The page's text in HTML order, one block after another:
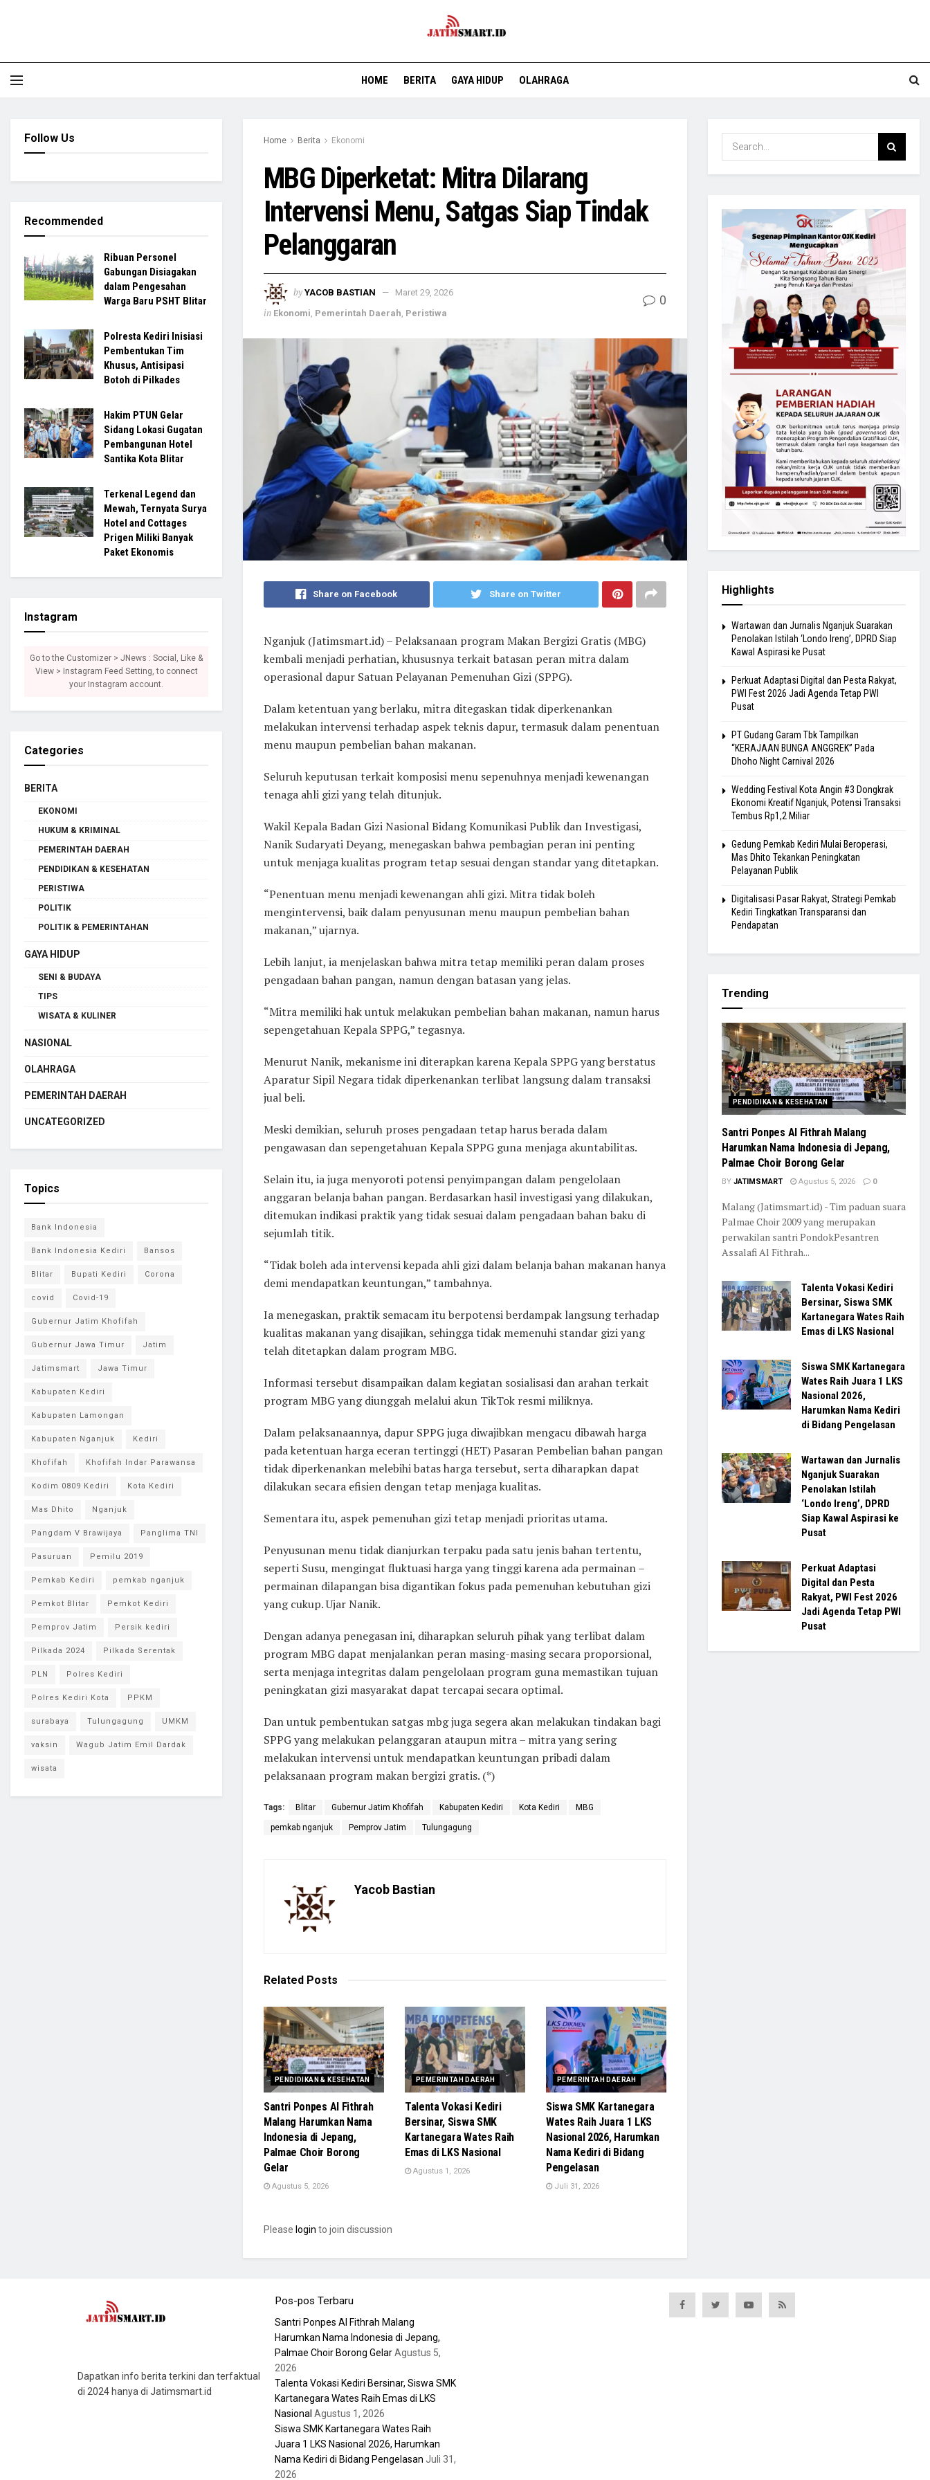
HOME BERITA GAYA HIDUP OLAHRAGA
Home Berita Ekonomi
MBG Diperketat: Mitra Dilarang
Intervensi Menu, Satgas Siap Tindak
Pelanggaran
by YACOB BASTIAN Maret 29, 2026
in Ekonomi Pemerintah Daerah Peristiwa
0
Share on Facebook Share on Twitter
Nganjuk (Jatimsmart.id) – Pelaksanaan program Makan Bergizi Gratis (MBG)
kembali menjadi perhatian, khususnya terkait batasan peran mitra dalam
operasional dapur Satuan Pelayanan Pemenuhan Gizi (SPPG).
Dalam ketentuan yang berlaku, mitra ditegaskan tidak diperkenankan
melakukan intervensi terhadap aspek teknis dapur, termasuk dalam penentuan
menu maupun pembelian bahan makanan.
Seluruh keputusan terkait komposisi menu sepenuhnya menjadi kewenangan
tenaga ahli gizi yang telah ditunjuk.
Wakil Kepala Badan Gizi Nasional Bidang Komunikasi Publik dan Investigasi,
Nanik Sudaryati Deyang, menegaskan bahwa pembagian peran ini penting
untuk menjaga kualitas program tetap sesuai dengan standar yang ditetapkan.
“Penentuan menu menjadi kewenangan ahli gizi. Mitra tidak boleh
mengintervensi, baik dalam penyusunan menu maupun pembelian bahan
makanan,” ujarnya.
Lebih lanjut, ia menjelaskan bahwa mitra tetap memiliki peran dalam proses
pengadaan bahan pangan, namun dengan batasan yang jelas.
“Mitra memiliki hak untuk melakukan pembelian bahan makanan, namun harus
sepengetahuan Kepala SPPG,” tegasnya.
Menurut Nanik, mekanisme ini diterapkan karena Kepala SPPG yang berstatus
Aparatur Sipil Negara tidak diperkenankan terlibat langsung dalam transaksi
jual beli.
Meski demikian, seluruh proses pengadaan tetap harus berada dalam
pengawasan dan sepengetahuan Kepala SPPG guna menjaga akuntabilitas.
Selain itu, ia juga menyoroti potensi penyimpangan dalam pengelolaan
anggaran belanja bahan pangan. Berdasarkan hasil investigasi yang dilakukan,
ditemukan indikasi praktik yang tidak sesuai dalam pengadaan bahan baku di
sejumlah titik.
“Tidak boleh ada intervensi kepada ahli gizi dalam belanja bahan makanan hanya
demi mendapatkan keuntungan,” tambahnya.
Ia menegaskan, praktik semacam itu berpotensi berdampak langsung terhadap
kualitas makanan yang disajikan, sehingga tidak memenuhi standar gizi yang
telah ditetapkan dalam program MBG.
Informasi tersebut disampaikan dalam kegiatan sosialisasi dan arahan terkait
program MBG yang diunggah melalui akun TikTok resmi miliknya.
Dalam pelaksanaannya, dapur SPPG juga diwajibkan mengacu dibawah harga
pada ketentuan harga eceran tertinggi (HET) Pasaran Pembelian bahan pangan
tidak diperkenankan melebihi batas harga tersebut, serta diharapkan dapat
dilakukan secara efisien dengan tetap menjaga kualitas.
Sementara itu, aspek pemenuhan gizi tetap menjadi prioritas utama.
Penyusunan menu tidak dianjurkan terpaku pada satu jenis bahan tertentu,
seperti Susu, mengingat fluktuasi harga yang tinggi karena ada permainan –
permainan dilapangan bisa digantikan fokus pada pemenuhan kebutuhan gizi
yang cukup. Ujar Nanik.
Dengan adanya penegasan ini, diharapkan seluruh pihak yang terlibat dalam
program MBG dapat menjalankan peran masing-masing secara proporsional,
serta menjaga integritas dalam pengelolaan program guna memastikan tujuan
peningkatan gizi masyarakat dapat tercapai secara optimal.
Dan untuk pembentukan satgas mbg juga segera akan melakukan tindakan bagi
SPPG yang melakukan pelanggaran ataupun mitra – mitra yang sering
melakukan intervensi untuk mendapatkan keuntungan pribadi dalam
pelaksanaan program makan bergizi gratis. (*)
Tags: Blitar Gubernur Jatim Khofifah Kabupaten Kediri Kota Kediri MBG
pemkab nganjuk Pemprov Jatim Tulungagung
Yacob Bastian
Related Posts
PENDIDIKAN & KESEHATAN
Santri Ponpes Al Fithrah
Malang Harumkan Nama
Indonesia di Jepang,
Palmae Choir Borong
Gelar
Agustus 5, 2026
PEMERINTAH DAERAH
Talenta Vokasi Kediri
Bersinar, Siswa SMK
Kartanegara Wates Raih
Emas di LKS Nasional
Agustus 1, 2026
PEMERINTAH DAERAH
Siswa SMK Kartanegara
Wates Raih Juara 1 LKS
Nasional 2026, Harumkan
Nama Kediri di Bidang
Pengelasan
Juli 31, 2026
Please login to join discussion
Follow Us
Recommended
Ribuan Personel
Gabungan Disiagakan
dalam Pengesahan
Warga Baru PSHT Blitar
Polresta Kediri Inisiasi
Pembentukan Tim
Khusus, Antisipasi
Botoh di Pilkades
Hakim PTUN Gelar
Sidang Lokasi Gugatan
Pembangunan Hotel
Santika Kota Blitar
Terkenal Legend dan
Mewah, Ternyata Surya
Hotel and Cottages
Prigen Miliki Banyak
Paket Ekonomis
Instagram
Go to the Customizer > JNews : Social, Like &
View > Instagram Feed Setting, to connect
your Instagram account.
Categories
BERITA
EKONOMI
HUKUM & KRIMINAL
PEMERINTAH DAERAH
PENDIDIKAN & KESEHATAN
PERISTIWA
POLITIK
POLITIK & PEMERINTAHAN
GAYA HIDUP
SENI & BUDAYA
TIPS
WISATA & KULINER
NASIONAL
OLAHRAGA
PEMERINTAH DAERAH
UNCATEGORIZED
Topics
Bank Indonesia
Bank Indonesia Kediri Bansos
Blitar Bupati Kediri Corona
covid Covid-19
Gubernur Jatim Khofifah
Gubernur Jawa Timur Jatim
Jatimsmart Jawa Timur
Kabupaten Kediri
Kabupaten Lamongan
Kabupaten Nganjuk Kediri
Khofifah Khofifah Indar Parawansa
Kodim 0809 Kediri Kota Kediri
Mas Dhito Nganjuk
Pangdam V Brawijaya Panglima TNI
Pasuruan Pemilu 2019
Pemkab Kediri pemkab nganjuk
Pemkot Blitar Pemkot Kediri
Pemprov Jatim Persik kediri
Pilkada 2024 Pilkada Serentak
PLN Polres Kediri
Polres Kediri Kota PPKM
surabaya Tulungagung UMKM
vaksin Wagub Jatim Emil Dardak
wisata
Highlights
Wartawan dan Jurnalis Nganjuk Suarakan
Penolakan Istilah ‘Londo Ireng’, DPRD Siap
Kawal Aspirasi ke Pusat
Perkuat Adaptasi Digital dan Pesta Rakyat,
PWI Fest 2026 Jadi Agenda Tetap PWI
Pusat
PT Gudang Garam Tbk Tampilkan
“KERAJAAN BUNGA ANGGREK” Pada
Dhoho Night Carnival 2026
Wedding Festival Kota Angin #3 Dongkrak
Ekonomi Kreatif Nganjuk, Potensi Transaksi
Tembus Rp1,2 Miliar
Gedung Pemkab Kediri Mulai Beroperasi,
Mas Dhito Tekankan Peningkatan
Pelayanan Publik
Digitalisasi Pasar Rakyat, Strategi Pemkab
Kediri Tingkatkan Transparansi dan
Pendapatan
Trending
PENDIDIKAN & KESEHATAN
Santri Ponpes Al Fithrah Malang
Harumkan Nama Indonesia di Jepang,
Palmae Choir Borong Gelar
BY JATIMSMART Agustus 5, 2026 0
Malang (Jatimsmart.id) - Tim paduan suara
Palmae Choir 2009 yang merupakan
perwakilan santri PondokPesantren
Assalafi Al Fithrah...
Talenta Vokasi Kediri
Bersinar, Siswa SMK
Kartanegara Wates Raih
Emas di LKS Nasional
Siswa SMK Kartanegara
Wates Raih Juara 1 LKS
Nasional 2026,
Harumkan Nama Kediri
di Bidang Pengelasan
Wartawan dan Jurnalis
Nganjuk Suarakan
Penolakan Istilah
‘Londo Ireng’, DPRD
Siap Kawal Aspirasi ke
Pusat
Perkuat Adaptasi
Digital dan Pesta
Rakyat, PWI Fest 2026
Jadi Agenda Tetap PWI
Pusat
Dapatkan info berita terkini dan terfaktual
di 2024 hanya di Jatimsmart.id
Pos-pos Terbaru
Santri Ponpes Al Fithrah Malang
Harumkan Nama Indonesia di Jepang,
Palmae Choir Borong GelarAgustus 5,
2026
Talenta Vokasi Kediri Bersinar, Siswa SMK
Kartanegara Wates Raih Emas di LKS
Nasional Agustus 1, 2026
Siswa SMK Kartanegara Wates Raih
Juara 1 LKS Nasional 2026, Harumkan
Nama Kediri di Bidang Pengelasan Juli 31,
2026